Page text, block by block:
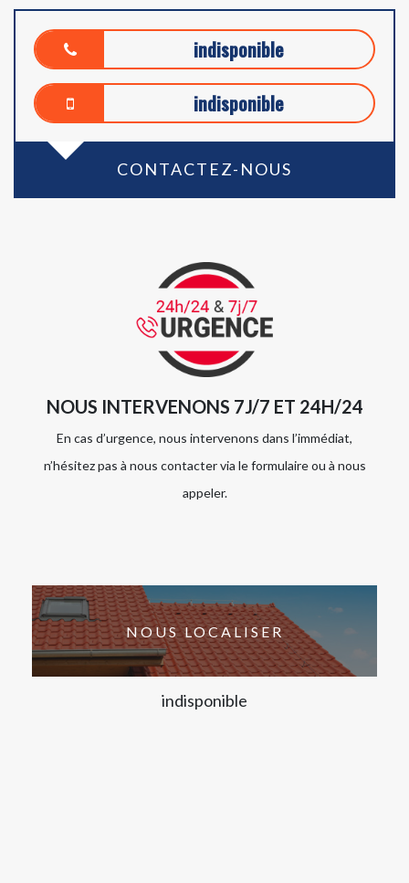
indisponible
indisponible
CONTACTEZ-NOUS
NOUS INTERVENONS 7J/7 ET 24H/24
En cas d’urgence, nous intervenons dans l’immédiat,
n’hésitez pas à nous contacter via le formulaire ou à nous
appeler.
NOUS LOCALISER
indisponible